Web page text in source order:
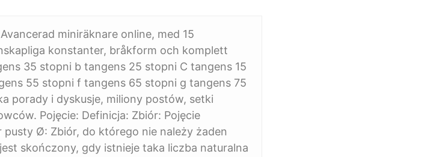
miniräknare online, med 15
konstanter, bråkform och komplett
35 stopni b tangens 25 stopni C tangens 15
55 stopni f tangens 65 stopni g tangens 75
porady i dyskusje, miliony postów, setki
Pojęcie: Definicja: Zbiór: Pojęcie
Ø: Zbiór, do którego nie należy żaden
skończony, gdy istnieje taka liczba naturalna